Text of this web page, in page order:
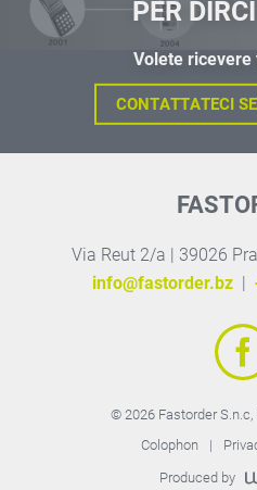
PER
Volete
CONTATTATECI
Via Reut 2/a | 39026
info@fastorder.bz|
© 2026 Fastorder S.n.c,
Colophon
Produced by